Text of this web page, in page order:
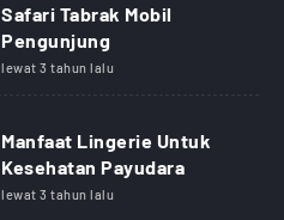
Safari Tabrak Mobil
Pengunjung
lewat 3 tahun lalu
Manfaat Lingerie Untuk
Kesehatan Payudara
lewat 3 tahun lalu